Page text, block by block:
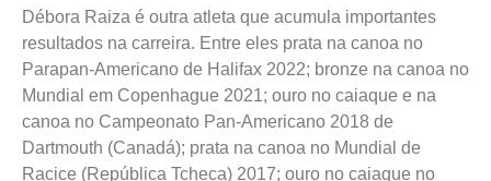
Débora Raiza é outra atleta que acumula importantes
resultados na carreira. Entre eles prata na canoa no
Parapan-Americano de Halifax 2022; bronze na canoa no
Mundial em Copenhague 2021; ouro no caiaque e na
canoa no Campeonato Pan-Americano 2018 de
Dartmouth (Canadá); prata na canoa no Mundial de